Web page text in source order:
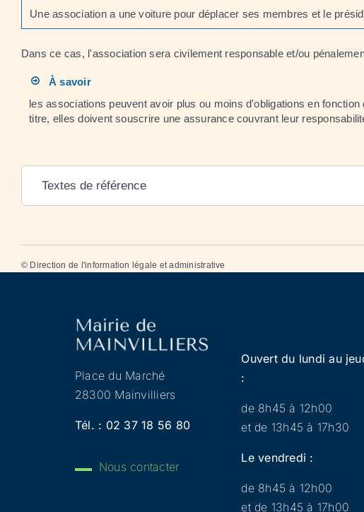
Une association a une voiture pour déplacer ses membres et le
Dans ce cas, l'association sera civilement responsable et/ou
À savoir
les associations peuvent avoir plus ou moins d'obligations en
titre, elles doivent souscrire une assurance couvrant leur
Textes de référence
© Direction de l'information légale et administrative
Place du Marché
28300 Mainvilliers
Tél. : 02 37 18 56 80
Nous contacter
Ouvert du lundi au
:
de 8h45 à 12h00
et de 13h45 à 17h30
Le vendredi :
de 8h45 à 12h00
et de 13h45 à 17h00